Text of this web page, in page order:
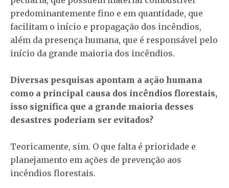
predominantemente fino e em quantidade, que
facilitam o início e propagação dos incêndios,
além da presença humana, que é responsável pelo
início da grande maioria dos incêndios.
Diversas pesquisas apontam a ação humana
como a principal causa dos incêndios florestais,
isso significa que a grande maioria desses
desastres poderiam ser evitados?
Teoricamente, sim. O que falta é prioridade e
planejamento em ações de prevenção aos
incêndios florestais.